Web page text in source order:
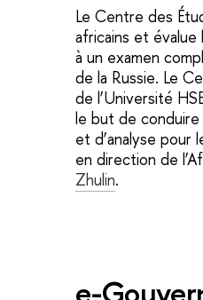
Le Centre des
africains et
à un examen
de la Russie. Le
de l’Université
le but de
et d’analyse pour
en direction de
Zhulin.